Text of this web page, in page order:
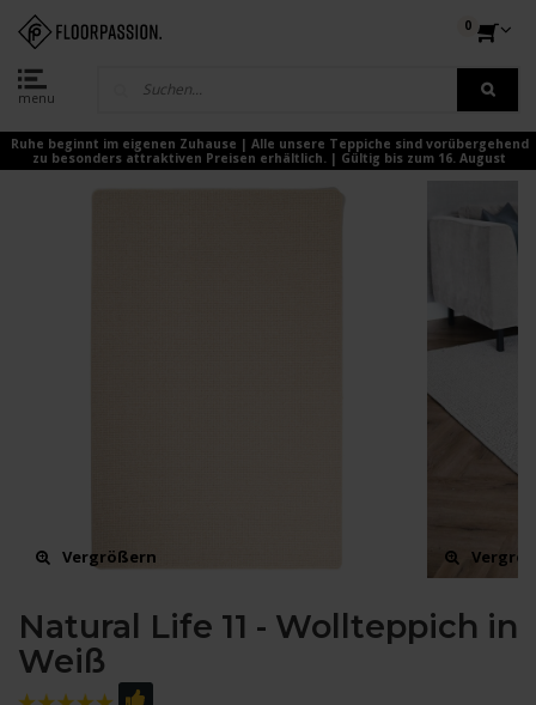
menu
0
Ruhe beginnt im eigenen Zuhause | Alle unsere Teppiche sind vorübergehend
zu besonders attraktiven Preisen erhältlich. | Gültig bis zum 16. August
Vergrößern
Natural Life 11 - Wollteppich in
Weiß